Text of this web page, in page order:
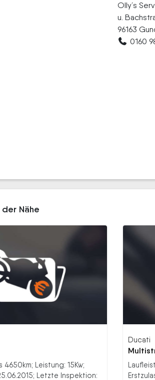
Olly´s
u.
96163
0160
Nähe
4650km; Leistung: 15Kw;
Letzte Inspektion:
Ducati